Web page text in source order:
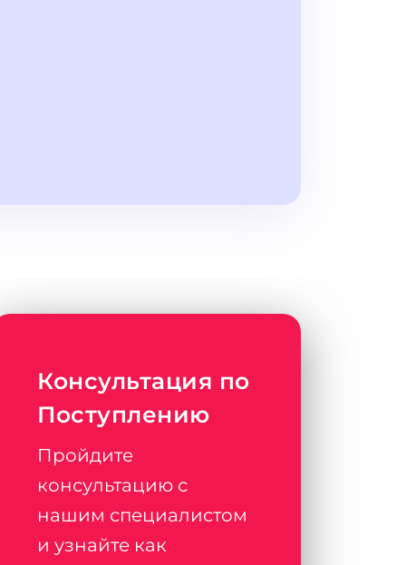
Консультация по
Поступлению
Пройдите
консультацию с
нашим специалистом
и узнайте как